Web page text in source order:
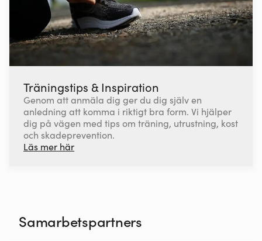
Träningstips & Inspiration
Genom att anmäla dig ger du dig själv en
anledning att komma i riktigt bra form. Vi hjälper
dig på vägen med tips om träning, utrustning, kost
och skadeprevention.
Läs mer här
Samarbetspartners